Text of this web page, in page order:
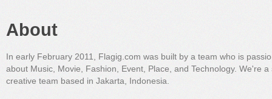
About
In early February 2011, Flagig.com was built by a team who is
about Music, Movie, Fashion, Event, Place, and Technology. We're a
creative team based in Jakarta, Indonesia.